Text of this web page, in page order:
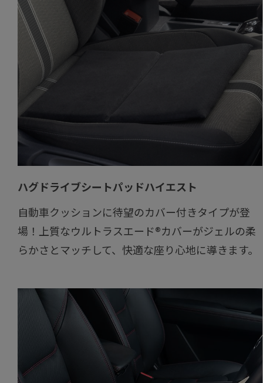
ハグドライブシートパッドハイエスト
自動車クッションに待望のカバー付きタイプが登
場！上質なウルトラスエード®カバーがジェルの柔
らかさとマッチして、快適な座り心地に導きます。